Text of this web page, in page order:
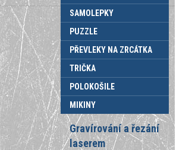
SAMOLEPKY
PUZZLE
PŘEVLEKY NA ZRCÁTKA
TRIČKA
POLOKOŠILE
MIKINY
Gravírování a řezání
laserem